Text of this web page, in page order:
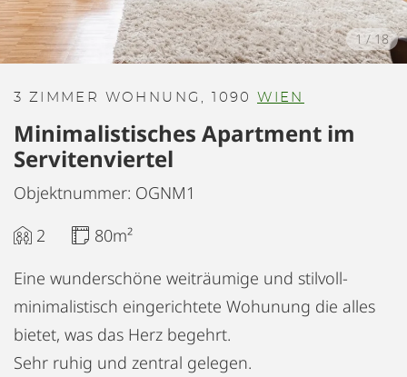
1/18
3 ZIMMER WOHNUNG, 1090 WIEN
Minimalistisches Apartment im
Servitenviertel
Objektnummer: OGNM1
2
80m²
Eine wunderschöne weiträumige und stilvoll-
minimalistisch eingerichtete Wohunung die alles
bietet, was das Herz begehrt.
Sehr ruhig und zentral gelegen.